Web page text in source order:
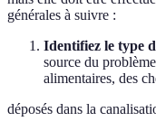
générales à suivre :
Identifiez le type
source du
alimentaires, des
déposés dans la